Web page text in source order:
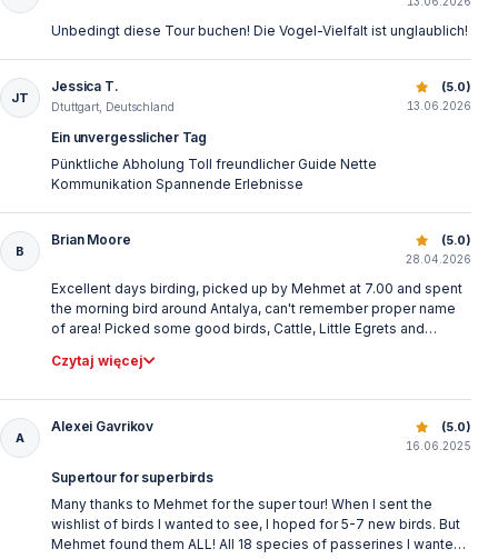
Unbedingt diese Tour buchen! Die Vogel-Vielfalt ist unglaublich!
Ptaki Turcji: Najlepsze Miejsca do Obserwacji
JT
Jessica T.
Dtuttgart, Deutschland
(5.0)
13.06.2026
Ein unvergesslicher Tag
Pünktliche Abholung Toll freundlicher Guide Nette
Kommunikation Spannende Erlebnisse
Ptaki Turcji: Najlepsze Miejsca do Obserwacji
B
Brian Moore (5.0)
28.04.2026
Excellent days birding, picked up by Mehmet at 7.00 and spent
the morning bird around Antalya, can't remember proper name
of area! Picked some good birds, Cattle, Little Egrets and
Whiskered Terns as well as 4 shrikes, Masked, Red-backed,
where we ran into a thunderstorm which spoilt the day as birds
kept down and didn't show, esespecially Red-fronted Serrin,
our target species. Can't win them all but thats birding! Mehmet
picked up most birds and made sure i saw them, though i didnt
realise until i received the bird list that he had found a Delicate
Prinia which i hadnt heard him call out. It was a new bird for me.
We spent extra time in the mountains to give the birds a chance
Czytaj więcej
Ptaki Turcji: Najlepsze Miejsca do Obserwacji
A
Alexei Gavrikov (5.0)
16.06.2025
Supertour for superbirds
Many thanks to Mehmet for the super tour! When I sent the
wishlist of birds I wanted to see, I hoped for 5-7 new birds. But
Mehmet found them ALL! All 18 species of passerines I wanted